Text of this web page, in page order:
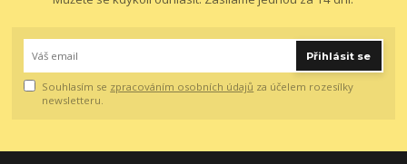
Přihlásit se
Souhlasím se zpracováním osobních údajů za účelem rozesílky
newsletteru.